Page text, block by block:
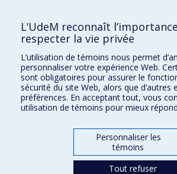
Écoles
Orthophonie et audiologie
Réadaptation
Directions
L’UdeM reconnaît
respecter la vie privée
L’utilisation de témoins nous permet
personnaliser votre expérience Web.
sont obligatoires pour assurer le
sécurité du site Web, alors que d’autres
préférences. En acceptant tout, vous
utilisation de témoins pour mieux
Personnaliser les
témoins
Tout refuser